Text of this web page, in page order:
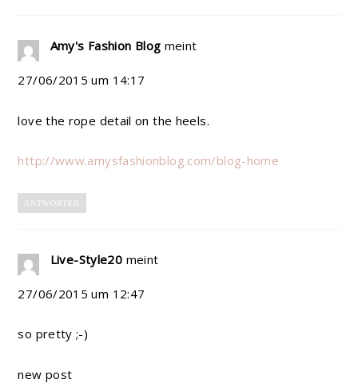
Amy's Fashion Blog meint
27/06/2015 um 14:17
love the rope detail on the heels.
http://www.amysfashionblog.com/blog-home
ANTWORTEN
Live-Style20 meint
27/06/2015 um 12:47
so pretty ;-)
new post